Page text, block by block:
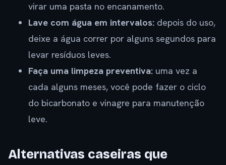
virar uma pasta no encanamento.
Lave com água em intervalos: depois do uso,
deixe a água correr por alguns segundos para
levar resíduos leves.
Faça uma limpeza preventiva: uma vez a
cada alguns meses, você pode fazer o ciclo
do bicarbonato e vinagre para manutenção
leve.
Alternativas caseiras que